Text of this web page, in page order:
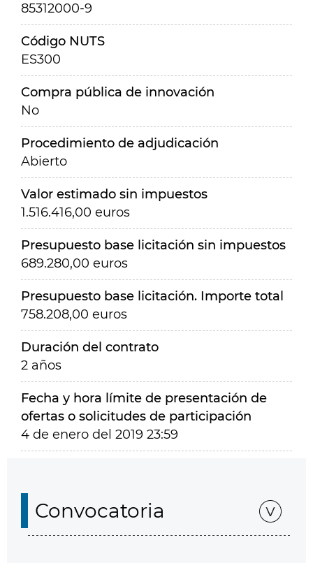
85312000-9
Código NUTS
ES300
Compra pública de innovación
No
Procedimiento de adjudicación
Abierto
Valor estimado sin impuestos
1.516.416,00 euros
Presupuesto base licitación sin impuestos
689.280,00 euros
Presupuesto base licitación. Importe total
758.208,00 euros
Duración del contrato
2 años
Fecha y hora límite de presentación de
ofertas o solicitudes de participación
4 de enero del 2019 23:59
Convocatoria